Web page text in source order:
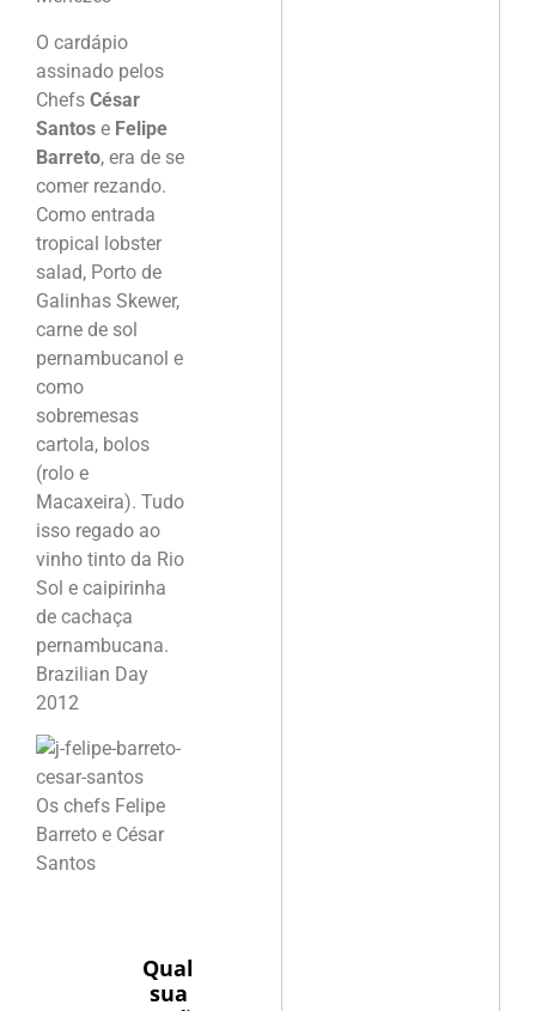
O cardápio
assinado pelos
Chefs César
Santos e Felipe
Barreto, era de se
comer rezando.
Como entrada
tropical lobster
salad, Porto de
Galinhas Skewer,
carne de sol
pernambucanol e
como
sobremesas
cartola, bolos
(rolo e
Macaxeira). Tudo
isso regado ao
vinho tinto da Rio
Sol e caipirinha
de cachaça
pernambucana.
Brazilian Day
2012
Os chefs Felipe
Barreto e César
Santos
Qual
sua